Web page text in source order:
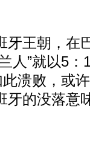
王朝，在
人”就以5
溃败，或
牙的没落意